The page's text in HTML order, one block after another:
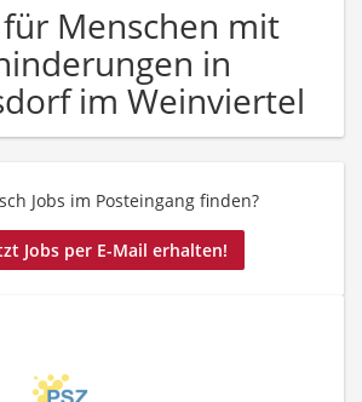
für Menschen mit
in
im Weinviertel
Jobs im Posteingang finden?
Jobs per E-Mail erhalten!